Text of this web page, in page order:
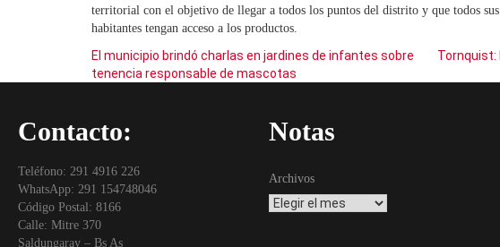
territorial con el objetivo de llegar a todos los puntos del distrito y que todos sus
habitantes tengan acceso a los productos.
El municipio brindó charlas en jardines de infantes sobre
tenencia responsable de mascotas
Tornquist:
Contacto:
Teléfono: 291 4916 226
WhatsApp: 291 154748046
Código Postal: 8166
Calle: Mitre 370
Saldungaray – Bs As
Notas
Archivos